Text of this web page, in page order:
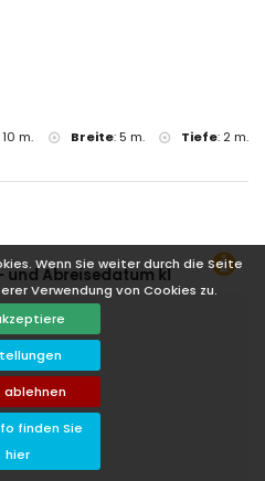
Wenn Sie weiter durch die Seite
Verwendung von Cookies zu.
ablehnen
finden Sie
hier
10 m. Breite:5 m. Tiefe: 2 m.